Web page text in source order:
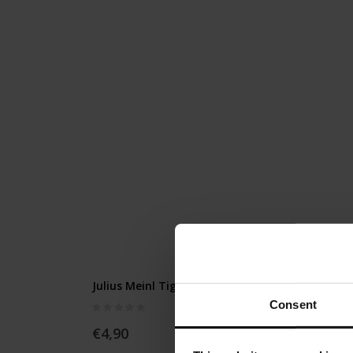
Consent
Julius Meinl Tiger Magnet
€4,90
Julius
0%
€4,90